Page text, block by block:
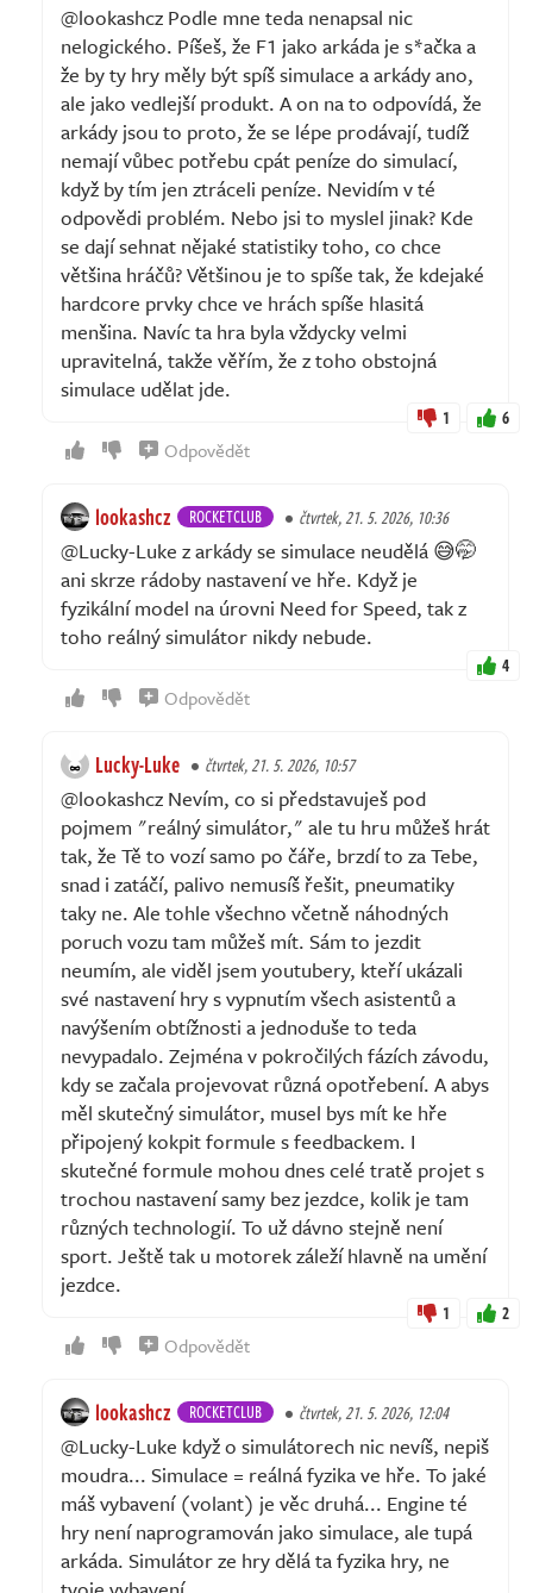
@lookashcz Podle mne teda nenapsal nic
nelogického. Píšeš, že F1 jako arkáda je s*ačka a
že by ty hry měly být spíš simulace a arkády ano,
ale jako vedlejší produkt. A on na to odpovídá, že
arkády jsou to proto, že se lépe prodávají, tudíž
nemají vůbec potřebu cpát peníze do simulací,
když by tím jen ztráceli peníze. Nevidím v té
odpovědi problém. Nebo jsi to myslel jinak? Kde
se dají sehnat nějaké statistiky toho, co chce
většina hráčů? Většinou je to spíše tak, že kdejaké
hardcore prvky chce ve hrách spíše hlasitá
menšina. Navíc ta hra byla vždycky velmi
upravitelná, takže věřím, že z toho obstojná
simulace udělat jde.
1 6
Odpovědět
lookashcz ROCKETCLUB čtvrtek, 21. 5. 2026, 10:36
@Lucky-Luke z arkády se simulace neudělá 😅🤭
ani skrze rádoby nastavení ve hře. Když je
fyzikální model na úrovni Need for Speed, tak z
toho reálný simulátor nikdy nebude.
4
Odpovědět
Lucky-Luke čtvrtek, 21. 5. 2026, 10:57
@lookashcz Nevím, co si představuješ pod
pojmem "reálný simulátor," ale tu hru můžeš hrát
tak, že Tě to vozí samo po čáře, brzdí to za Tebe,
snad i zatáčí, palivo nemusíš řešit, pneumatiky
taky ne. Ale tohle všechno včetně náhodných
poruch vozu tam můžeš mít. Sám to jezdit
neumím, ale viděl jsem youtubery, kteří ukázali
své nastavení hry s vypnutím všech asistentů a
navýšením obtížnosti a jednoduše to teda
nevypadalo. Zejména v pokročilých fázích závodu,
kdy se začala projevovat různá opotřebení. A abys
měl skutečný simulátor, musel bys mít ke hře
připojený kokpit formule s feedbackem. I
skutečné formule mohou dnes celé tratě projet s
trochou nastavení samy bez jezdce, kolik je tam
různých technologií. To už dávno stejně není
sport. Ještě tak u motorek záleží hlavně na umění
jezdce.
1 2
Odpovědět
lookashcz ROCKETCLUB čtvrtek, 21. 5. 2026, 12:04
@Lucky-Luke když o simulátorech nic nevíš, nepiš
moudra... Simulace = reálná fyzika ve hře. To jaké
máš vybavení (volant) je věc druhá... Engine té
hry není naprogramován jako simulace, ale tupá
arkáda. Simulátor ze hry dělá ta fyzika hry, ne